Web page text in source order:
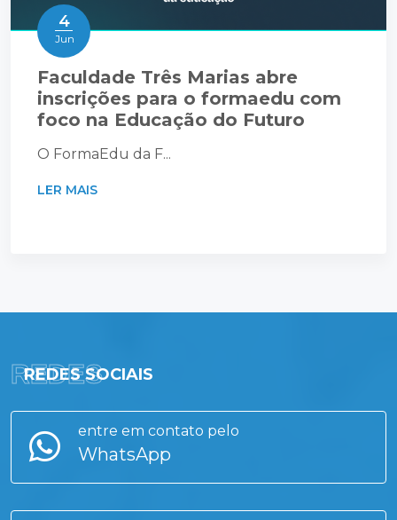
4
Jun
Faculdade Três Marias abre
inscrições para o formaedu com
foco na Educação do Futuro
O FormaEdu da F...
LER MAIS
REDES SOCIAIS
REDES
entre em contato pelo
WhatsApp